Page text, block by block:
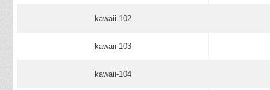
kawaii-102
kawaii-103
kawaii-104